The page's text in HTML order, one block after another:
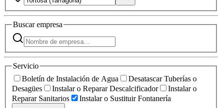
Buscarempresa
Servicio
Boletín de Instalación de Agua
Desatascar Tuberías o
Desagües
Instalar o Reparar Descalcificador
Instalar o
Reparar Sanitarios
Instalar o Sustituir Fontanería